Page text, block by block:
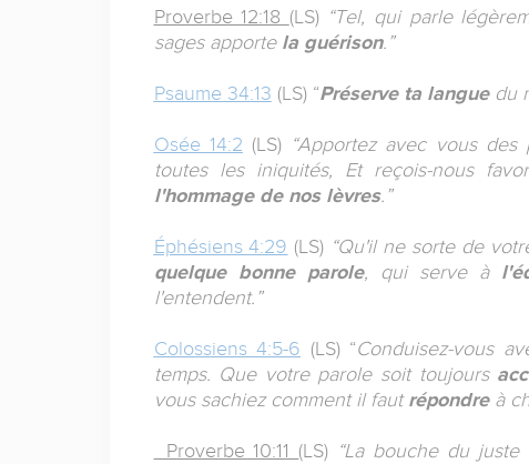
Proverbe 12:18 (LS) “Tel, qui parle
sages apportela guérison.”
Psaume 34:13 (LS) “Préserve ta languedu
Osée 14:2 (LS) “Apportez avec vous
toutes les iniquités, Et reçois-nous
l'hommage de nos lèvres.”
Éphésiens 4:29 (LS) “Qu'il ne sorte de
quelque bonne parole, qui serve à
l'entendent.”
Colossiens 4:5-6 (LS) “Conduisez-vous
temps. Que votre parole soit toujours
vous sachiez comment il fautrépondre à
Proverbe 10:11 (LS) “La bouche du juste